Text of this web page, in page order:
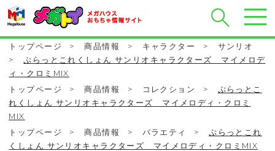
トップページ > 商品情報 > キャラクター >
サンリオ
>
ぷらっとこれくしょん サンリオキャラクターズ マイメロデ
ィ・クロミMIX
トップページ
> 商品情報 > コレクション >
ぷらっとこ
れくしょん サンリオキャラクターズ マイメロディ・クロミ
MIX
トップページ
> 商品情報 > バラエティ >
ぷらっとこれ
くしょん サンリオキャラクターズ マイメロディ・クロミMIX